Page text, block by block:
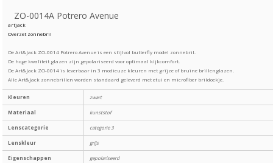
ZO-0014A Potrero Avenue
artjack
Overzet zonnebril
De Art&Jack ZO-0014 Potrero Avenue is een stijlvol butterfly model zonnebril.
De hoge kwaliteit glazen zijn gepolariseerd voor optimaal kijkcomfort.
De Art&Jack ZO-0014 is leverbaar in 3 modieuze kleuren met grijze of bruine brillenglazen.
Alle Art&Jack zonnebrillen worden standaard geleverd met etui en microfiber brildoekje.
Kleuren zwart
Materiaal kunststof
Lenscategorie categorie 3
Lenskleur grijs
Eigenschappen gepolariseerd